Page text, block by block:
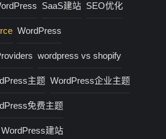
SaaS建站 SEO优化
WordPress
wordpress vs shopify
主题 WordPress企业主题
免费主题
WordPress建站